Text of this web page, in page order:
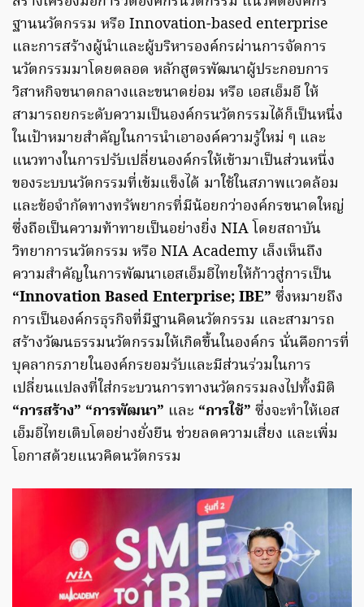
ฐานนวัตกรรม หรือ Innovation-based enterprise
และการสร้างผู้นำและผู้บริหารองค์กรผ่านการจัดการ
นวัตกรรมมาโดยตลอด หลักสูตรพัฒนาผู้ประกอบการ
วิสาหกิจขนาดกลางและขนาดย่อม หรือ เอสเอ็มอี ให้
สามารถยกระดับความเป็นองค์กรนวัตกรรมได้ก็เป็นหนึ่ง
ในเป้าหมายสำคัญในการนำเอาองค์ความรู้ใหม่ ๆ และ
แนวทางในการปรับเปลี่ยนองค์กรให้เข้ามาเป็นส่วนหนึ่ง
ของระบบนวัตกรรมที่เข้มแข็งได้ มาใช้ในสภาพแวดล้อม
และข้อจำกัดทางทรัพยากรที่มีน้อยกว่าองค์กรขนาดใหญ่
ซึ่งถือเป็นความท้าทายเป็นอย่างยิ่ง NIA โดยสถาบัน
วิทยาการนวัตกรรม หรือ NIA Academy เล็งเห็นถึง
ความสำคัญในการพัฒนาเอสเอ็มอีไทยให้ก้าวสู่การเป็น
“Innovation Based Enterprise; IBE” ซึ่งหมายถึง
การเป็นองค์กรธุรกิจที่มีฐานคิดนวัตกรรม และสามารถ
สร้างวัฒนธรรมนวัตกรรมให้เกิดขึ้นในองค์กร นั่นคือการที่
บุคลากรภายในองค์กรยอมรับและมีส่วนร่วมในการ
เปลี่ยนแปลงที่ใส่กระบวนการทางนวัตกรรมลงไปทั้งมิติ
“การสร้าง” “การพัฒนา” และ “การใช้” ซึ่งจะทำให้เอส
เอ็มอีไทยเติบโตอย่างยั่งยืน ช่วยลดความเสี่ยง และเพิ่ม
โอกาสด้วยแนวคิดนวัตกรรม